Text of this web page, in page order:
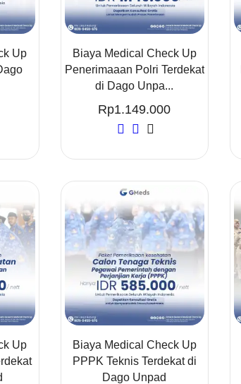
Up
Biaya Medical Check Up
Penerimaaan Polri Terdekat
di Dago Unpa...
Rp1.149.000
Up
Biaya Medical Check Up
PPPK Teknis Terdekat di
Dago Unpad